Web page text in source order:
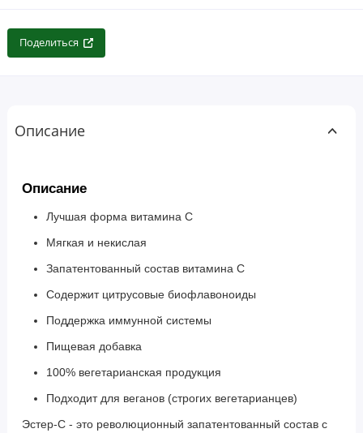
Поделиться
Описание
Описание
Лучшая форма витамина С
Мягкая и некислая
Запатентованный состав витамина С
Содержит цитрусовые биофлавоноиды
Поддержка иммунной системы
Пищевая добавка
100% вегетарианская продукция
Подходит для веганов (строгих вегетарианцев)
Эстер-C - это революционный запатентованный состав с